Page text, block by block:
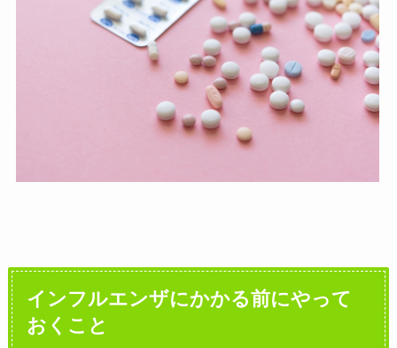
インフルエンザにかかる前にやって
おくこと